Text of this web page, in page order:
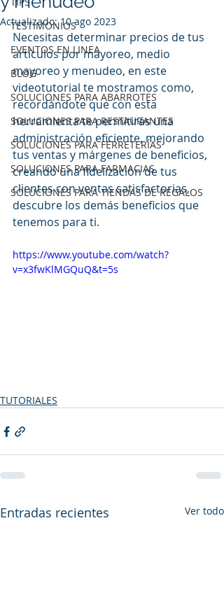
TESTIMONIOS
EVENTOS EN LINEA
BLOG
SOLUCIONES PARA ABARROTES
SOLUCIONES PARA RESTAURANTES
SOLUCIONES PARA FERRETERÍAS
SOLUCIONES PARA FARMACIAS
SOLUCIONES PARA TIENDAS DE REGALOS
Actualizado:10 ago 2023
Necesitas determinar precios de tus
artículos por mayoreo, medio
mayoreo y menudeo, en este
videotutorial te mostramos como,
recordándote que con esta
herramienta te permitirás una
administración eficiente, mejorando
tus ventas y márgenes de beneficios,
creando una fidelización de tus
clientes con ventas satisfactorias,
descubre los demás beneficios que
tenemos para ti.
https://www.youtube.com/watch?
v=x3fwKlMGQuQ&t=5s
TUTORIALES
Entradas recientes Ver todo